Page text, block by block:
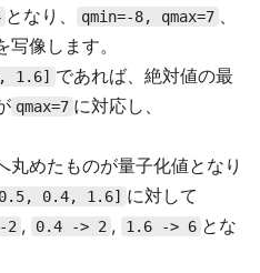
となり、 qmin=-8, qmax=7
写像します。
1.6] であれば、絶対値の最
qmax=7 に対応し、
めたものが量子化値となり
0.4, 1.6] に対して
2 , 0.4 -> 2 , 1.6 -> 6 とな